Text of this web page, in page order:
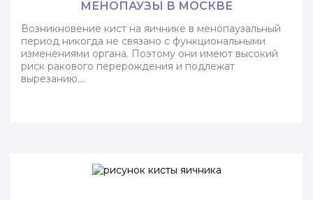
МЕНОПАУЗЫ В МОСКВЕ
Возникновение кист на яичнике в менопаузальный
период никогда не связано с функциональными
изменениями органа. Поэтому они имеют высокий
риск ракового перерождения и подлежат
вырезанию….